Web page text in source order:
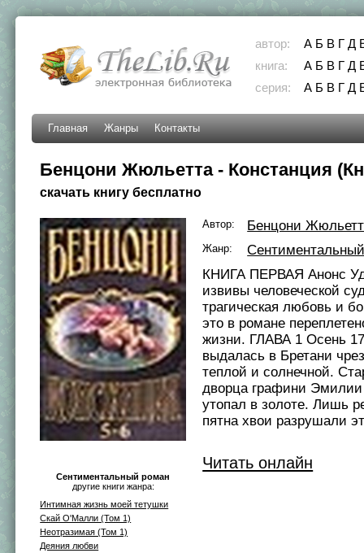
автор: А Б В Г Д
книга:
А Б В Г Д
серия:
А Б В Г Д
Главная Жанры Контакты
Бенцони Жюльетта - Констанция
скачать книгу бесплатно
Сентиментальный роман
другие книги жанра:
Интимная жизнь моей тетушки
Скай О'Малли (Том 1)
Неотразимая (Том 1)
Деяния любви
Автор: Бенцони
Жанр:
КНИГА ПЕРВАЯ Анонс
извивы человеческой
трагическая любовь и
это в романе
жизни. ГЛАВА 1 Осень
выдалась в Бретани
теплой и солнечной.
дворца графини
утопал в золоте. Лишь
пятна хвои разрушали
Читать онлайн